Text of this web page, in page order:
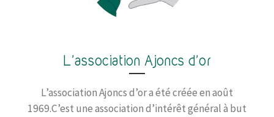
L’association Ajoncs d’or
L’association Ajoncs d’or a été créée en août
1969.C’est une association d’intérêt général à but